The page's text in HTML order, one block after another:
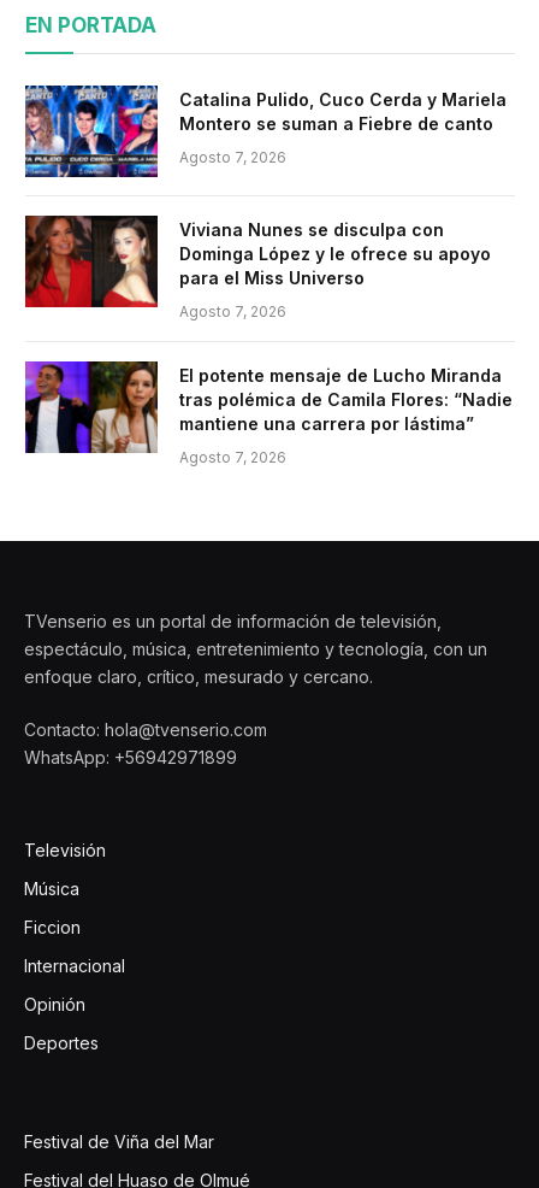
EN PORTADA
Catalina Pulido, Cuco Cerda y Mariela
Montero se suman a Fiebre de canto
Agosto 7, 2026
Viviana Nunes se disculpa con
Dominga López y le ofrece su apoyo
para el Miss Universo
Agosto 7, 2026
El potente mensaje de Lucho Miranda
tras polémica de Camila Flores: “Nadie
mantiene una carrera por lástima”
Agosto 7, 2026
TVenserio es un portal de información de televisión,
espectáculo, música, entretenimiento y tecnología, con un
enfoque claro, crítico, mesurado y cercano.
Contacto: hola@tvenserio.com
WhatsApp: +56942971899
Televisión
Música
Ficcion
Internacional
Opinión
Deportes
Festival de Viña del Mar
Festival del Huaso de Olmué